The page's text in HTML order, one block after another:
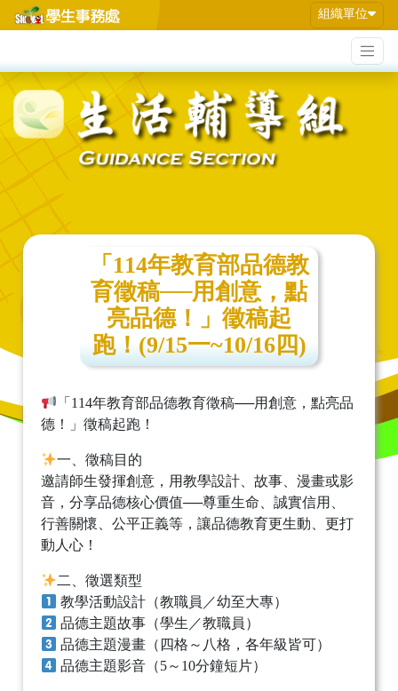
組織單位
「114年教育部品德教
育徵稿──用創意，點
亮品德！」徵稿起
跑！(9/15一~10/16四)
「114年教育部品德教育徵稿──用創意，點亮品
德！」徵稿起跑！
一、徵稿目的
邀請師生發揮創意，用教學設計、故事、漫畫或影
音，分享品德核心價值──尊重生命、誠實信用、
行善關懷、公平正義等，讓品德教育更生動、更打
動人心！
二、徵選類型
教學活動設計（教職員／幼至大專）
品德主題故事（學生／教職員）
品德主題漫畫（四格～八格，各年級皆可）
品德主題影音（5～10分鐘短片）